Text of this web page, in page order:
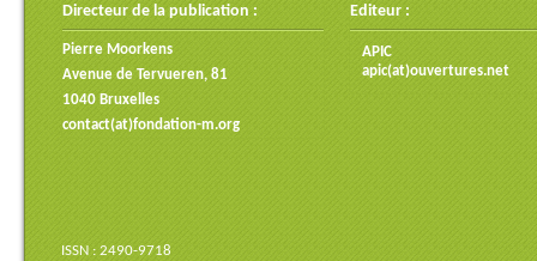
Directeur de la publication :
Pierre Moorkens
Avenue de Tervueren, 81
1040 Bruxelles
contact(at)fondation-m.org
Editeur :
APIC
apic(at)ouvertures.net
ISSN : 2490-9718